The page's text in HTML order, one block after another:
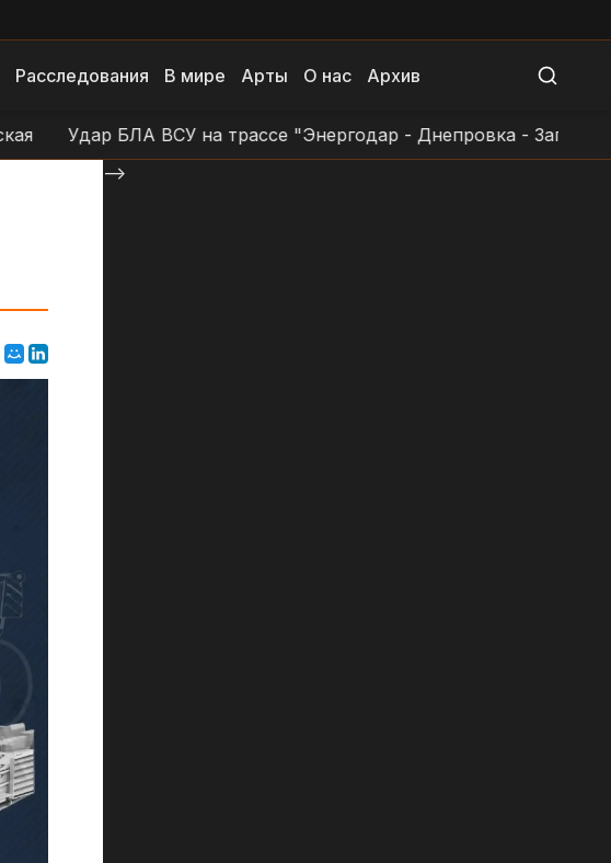
Расследования В мире Арты О нас Архив
Удар БЛА ВСУ на трассе "Энергодар - Днепровка - Заповетное -
-->